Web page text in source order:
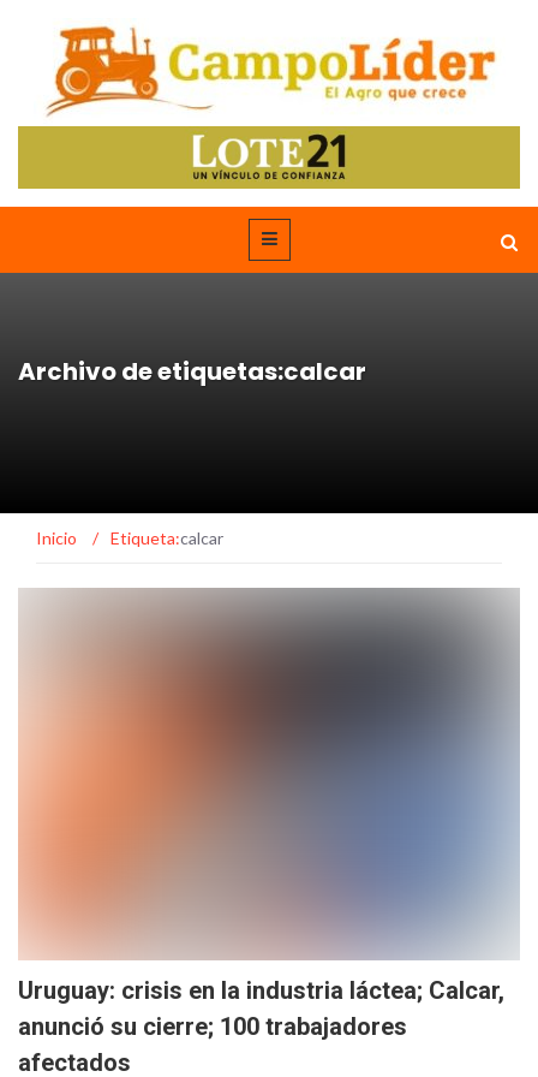
Archivo de etiquetas:calcar
Inicio / Etiqueta:calcar
Uruguay: crisis en la industria láctea; Calcar,
anunció su cierre; 100 trabajadores
afectados